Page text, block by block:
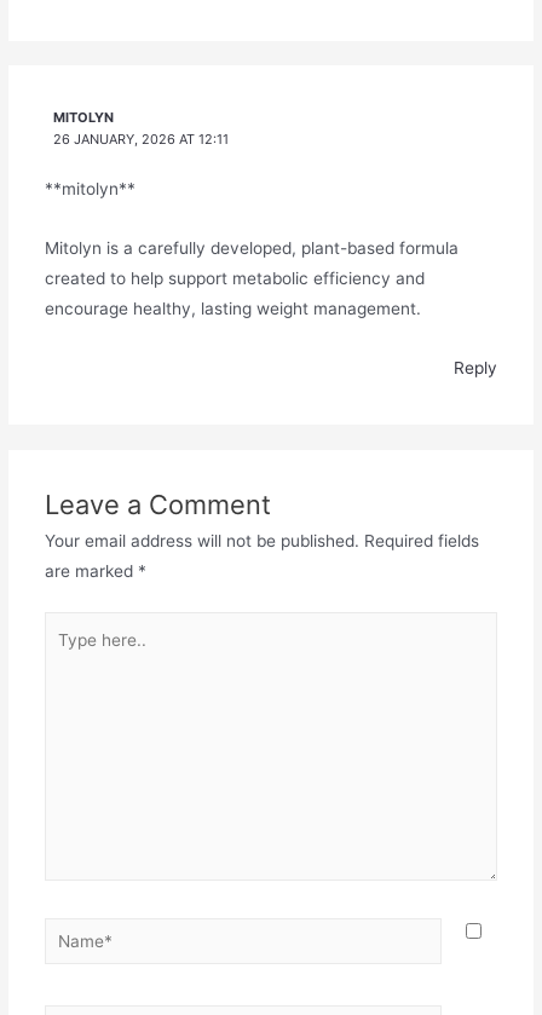
MITOLYN
26 JANUARY, 2026 AT 12:11
**mitolyn**
Mitolyn is a carefully developed, plant-based formula
created to help support metabolic efficiency and
encourage healthy, lasting weight management.
Reply
Leave a Comment
Your email address will not be published. Required fields
are marked *
here..
Name*